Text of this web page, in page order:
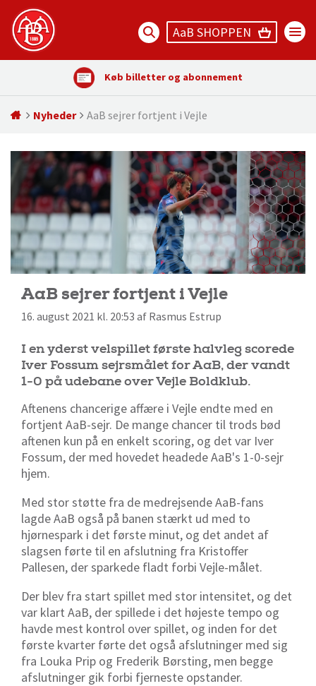
AaB SHOPPEN
Køb billetter og abonnement
Nyheder AaB sejrer fortjent i Vejle
AaB sejrer fortjent i Vejle
16. august 2021 kl. 20:53 af Rasmus Estrup
I en yderst velspillet første halvleg scorede
Iver Fossum sejrsmålet for AaB, der vandt
1-0 på udebane over Vejle Boldklub.
Aftenens chancerige affære i Vejle endte med en
fortjent AaB-sejr. De mange chancer til trods bød
aftenen kun på en enkelt scoring, og det var Iver
Fossum, der med hovedet headede AaB's 1-0-sejr
hjem.
Med stor støtte fra de medrejsende AaB-fans
lagde AaB også på banen stærkt ud med to
hjørnespark i det første minut, og det andet af
slagsen førte til en afslutning fra Kristoffer
Pallesen, der sparkede fladt forbi Vejle-målet.
Der blev fra start spillet med stor intensitet, og det
var klart AaB, der spillede i det højeste tempo og
havde mest kontrol over spillet, og inden for det
første kvarter førte det også afslutninger med sig
fra Louka Prip og Frederik Børsting, men begge
afslutninger gik forbi fjerneste opstander.